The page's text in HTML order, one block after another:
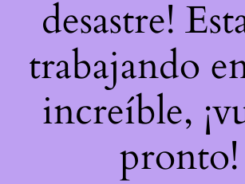
desastre!
trabajando
increíble,
pronto!